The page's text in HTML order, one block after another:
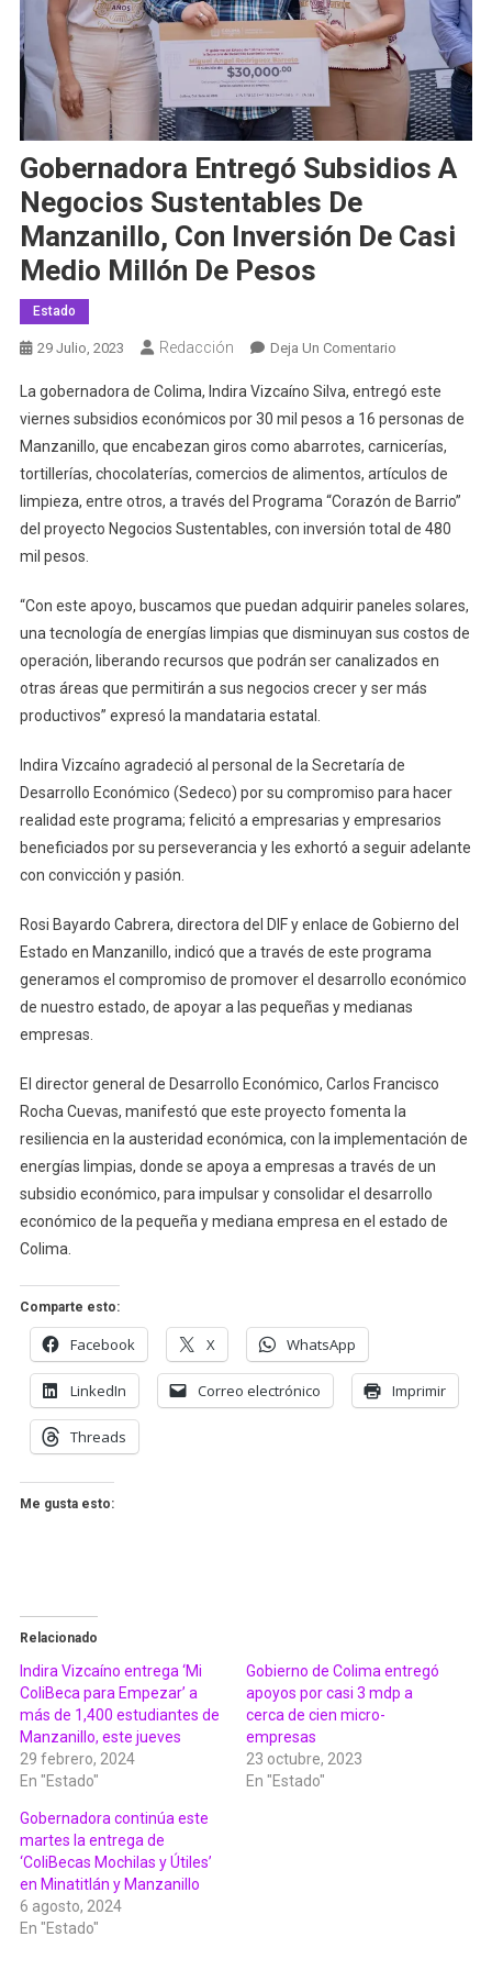
Gobernadora Entregó Subsidios A
Negocios Sustentables De
Manzanillo, Con Inversión De Casi
Medio Millón De Pesos
Estado
29 Julio, 2023 Redacción Deja Un ComentarioEn
Entregó
Subsidios
A
Negocios
Sustentables
De
Inversión
Casi
La gobernadora de Colima, Indira Vizcaíno Silva, entregó este
viernes subsidios económicos por 30 mil pesos a 16 personas de
Manzanillo, que encabezan giros como abarrotes, carnicerías,
tortillerías, chocolaterías, comercios de alimentos, artículos de
limpieza, entre otros, a través del Programa “Corazón de Barrio”
del proyecto Negocios Sustentables, con inversión total de 480
mil pesos.
“Con este apoyo, buscamos que puedan adquirir paneles solares,
una tecnología de energías limpias que disminuyan sus costos de
operación, liberando recursos que podrán ser canalizados en
otras áreas que permitirán a sus negocios crecer y ser más
productivos” expresó la mandataria estatal.
Indira Vizcaíno agradeció al personal de la Secretaría de
Desarrollo Económico (Sedeco) por su compromiso para hacer
realidad este programa; felicitó a empresarias y empresarios
beneficiados por su perseverancia y les exhortó a seguir adelante
con convicción y pasión.
Rosi Bayardo Cabrera, directora del DIF y enlace de Gobierno del
Estado en Manzanillo, indicó que a través de este programa
generamos el compromiso de promover el desarrollo económico
de nuestro estado, de apoyar a las pequeñas y medianas
empresas.
El director general de Desarrollo Económico, Carlos Francisco
Rocha Cuevas, manifestó que este proyecto fomenta la
resiliencia en la austeridad económica, con la implementación de
energías limpias, donde se apoya a empresas a través de un
subsidio económico, para impulsar y consolidar el desarrollo
económico de la pequeña y mediana empresa en el estado de
Colima.
Comparte esto:
Facebook X WhatsApp
LinkedIn Correo electrónico Imprimir
Threads
Me gusta esto:
Relacionado
Indira Vizcaíno entrega ‘Mi
ColiBeca para Empezar’ a
más de 1,400 estudiantes de
Manzanillo, este jueves
29 febrero, 2024
En "Estado"
Gobierno de Colima entregó
apoyos por casi 3 mdp a
cerca de cien micro-
empresas
23 octubre, 2023
En "Estado"
Gobernadora continúa este
martes la entrega de
‘ColiBecas Mochilas y Útiles’
en Minatitlán y Manzanillo
6 agosto, 2024
En "Estado"